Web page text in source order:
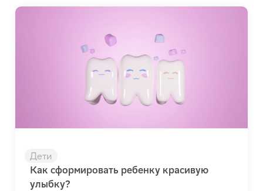
Дети
Как сформировать ребенку красивую
улыбку?